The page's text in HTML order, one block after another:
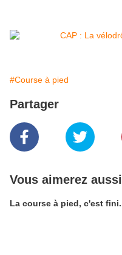
#Course à pied
Partager
Vous aimerez aussi
La course à pied, c'est fini.